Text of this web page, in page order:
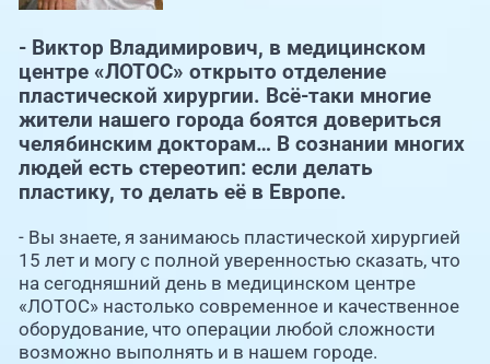
- Виктор Владимирович, в медицинском
центре «ЛОТОС» открыто отделение
пластической хирургии. Всё-таки многие
жители нашего города боятся довериться
челябинским докторам… В сознании многих
людей есть стереотип: если делать
пластику, то делать её в Европе.
- Вы знаете, я занимаюсь пластической хирургией
15 лет и могу с полной уверенностью сказать, что
на сегодняшний день в медицинском центре
«ЛОТОС» настолько современное и качественное
оборудование, что операции любой сложности
возможно выполнять и в нашем городе.